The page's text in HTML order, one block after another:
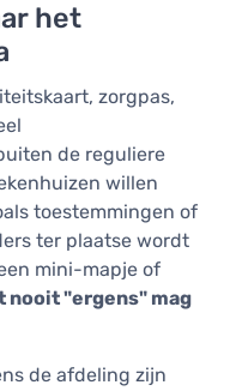
het
zorgpas,
de reguliere
willen
toestemmingen of
ter plaatse wordt
mini-mapje of
nooit "ergens" mag
de afdeling zijn